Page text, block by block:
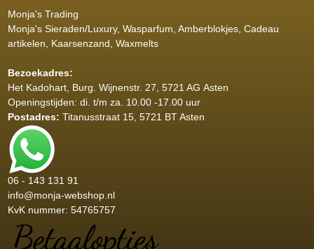
Monja's Trading
Monja's Sieraden/Luxury, Wasparfum, Amberblokjes, Cadeau
artikelen, Kaarsenzand, Waxmelts
Bezoekadres:
Het Kadohart, Burg. Wijnenstr. 27, 5721 AG Asten
Openingstijden: di. t/m za. 10.00 -17.00 uur
Postadres: Titanusstraat 15, 5721 BT Asten
06 - 143 131 91
info@monja-webshop.nl
KvK nummer: 54765757